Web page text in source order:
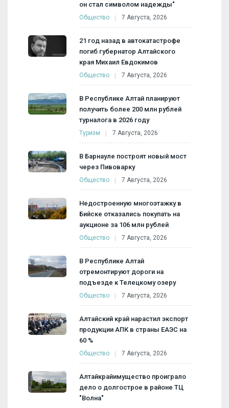
он стал символом надежды"
Общество 7 Августа, 2026
21 год назад в автокатастрофе
погиб губернатор Алтайского
края Михаил Евдокимов
Общество 7 Августа, 2026
В Республике Алтай планируют
получить более 200 млн рублей
турналога в 2026 году
Туризм 7 Августа, 2026
В Барнауле построят новый мост
через Пивоварку
Общество 7 Августа, 2026
Недостроенную многоэтажку в
Бийске отказались покупать на
аукционе за 106 млн рублей
Общество 7 Августа, 2026
В Республике Алтай
отремонтируют дороги на
подъезде к Телецкому озеру
Общество 7 Августа, 2026
Алтайский край нарастил экспорт
продукции АПК в страны ЕАЭС на
60 %
Общество 7 Августа, 2026
Алтайкрайимущество проиграло
дело о долгострое в районе ТЦ
"Волна"